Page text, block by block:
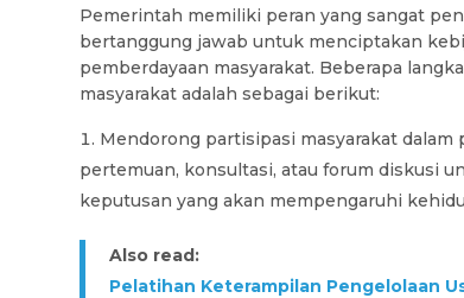
Pemerintah memiliki peran yang sangat
bertanggung jawab untuk menciptakan
pemberdayaan masyarakat. Beberapa
masyarakat adalah sebagai berikut:
Mendorong partisipasi masyarakat
pertemuan, konsultasi, atau forum diskusi
keputusan yang akan mempengaruhi
Also read:
Pelatihan Keterampilan Pengelolaan